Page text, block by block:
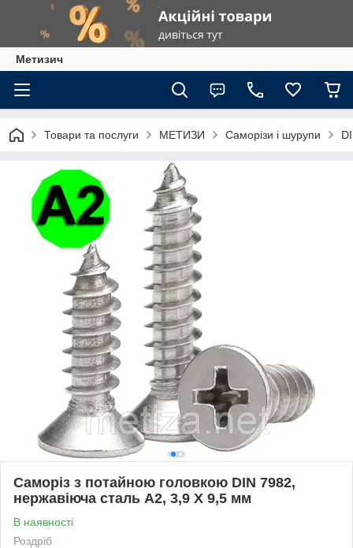
Метизич
Товари та послуги МЕТИЗИ Саморізи і шурупи
Саморіз з потайною головкою DIN 7982,
нержавіюча сталь А2, 3,9 X 9,5 мм
В наявності
Роздріб